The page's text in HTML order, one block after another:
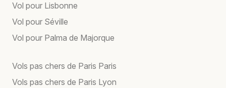
Vol pour Lisbonne
Vol pour Séville
Vol pour Palma de Majorque
Vols pas chers de Paris Paris
Vols pas chers de Paris Lyon